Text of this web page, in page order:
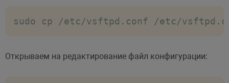
sudo cp /etc/vsftpd.conf /etc/
Открываем на редактирование файл конфигурации: